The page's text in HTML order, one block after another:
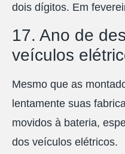
dois dígitos. Em
17. Ano de
veículos
Mesmo que as
lentamente suas
movidos à bateria,
dos veículos elétricos.